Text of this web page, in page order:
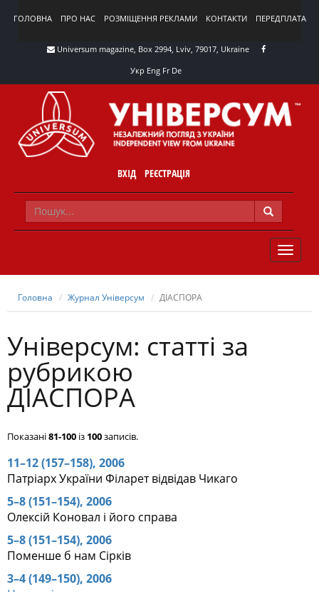
ГОЛОВНА ПРО НАС РОЗМІЩЕННЯ РЕКЛАМИ КОНТАКТИ ПЕРЕДПЛАТА
Universum magazine, Box 2994, Lviv, 79017, Ukraine
Укр Eng Fr De
ВХІД РЕЄСТРАЦІЯ
TOGGLE
Головна Журнал Універсум ДІАСПОРА
Універсум: cтатті за
рубрикою
ДІАСПОРА
Показані81-100 із 100записів.
11–12 (157–158), 2006
Патріарх України Філарет відвідав Чикаго
5–8 (151–154), 2006
Олексій Коновал і його справа
5–8 (151–154), 2006
Поменше б нам Сірків
3–4 (149–150), 2006